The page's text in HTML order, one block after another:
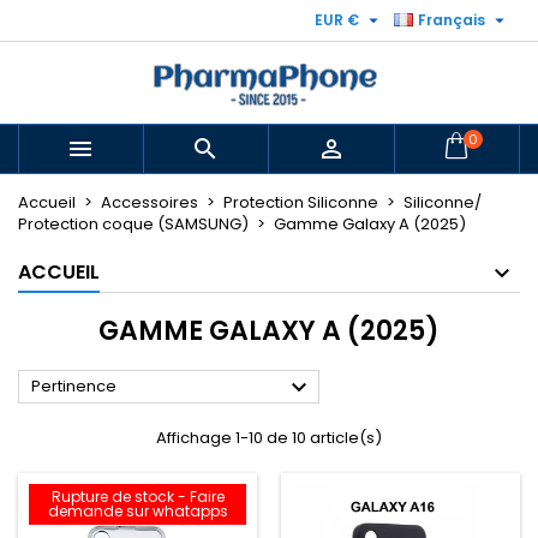
Français 
EUR € 
   0
Accueil Accessoires Protection Siliconne
Siliconne/
Protection coque (SAMSUNG)
Gamme Galaxy A (2025)
ACCUEIL
GAMME GALAXY A (2025)
Pertinence 
Affichage 1-10 de 10 article(s)
Rupture de stock - Faire
demande sur whatapps